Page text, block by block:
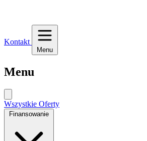
Kontakt
Menu
Menu
Wszystkie Oferty
Finansowanie